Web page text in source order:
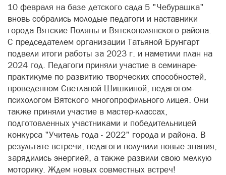
10 февраля на базе детского сада 5 "Чебурашка"
вновь собрались молодые педагоги и наставники
города Вятские Поляны и Вятскополянского района.
С председателем организации Татьяной Брунгарт
подвели итоги работы за 2023 г. и наметили план на
2024 год. Педагоги приняли участие в семинаре-
практикуме по развитию творческих способностей,
проведенном Светланой Шишкиной, педагогом-
психологом Вятского многопрофильного лицея. Они
также приняли участие в мастер-классах,
подготовленных участниками и победительницей
конкурса "Учитель года - 2022" города и района. В
результате встречи, педагоги получили новые знания,
зарядились энергией, а также развили свою мелкую
моторику. Ждем новых совместных встреч!